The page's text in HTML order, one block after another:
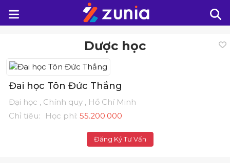
Dược học
Đai học Tôn Đức Thắng
Đại học , Chính quy , Hồ Chí Minh
Chỉ tiêu:
Học phí: 55.200.000
Đăng Ký Tư Vấn